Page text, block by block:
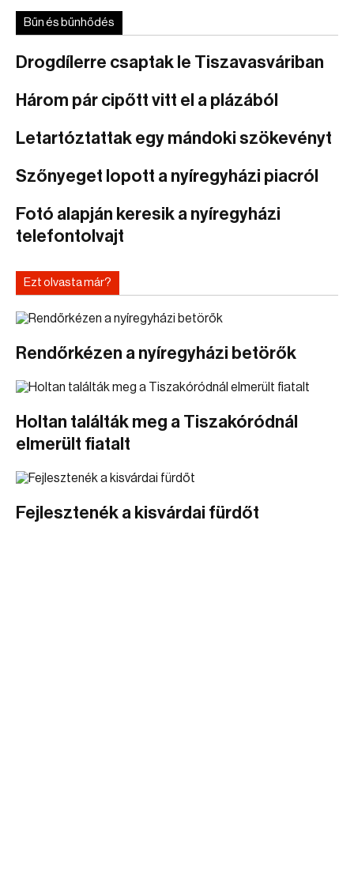
Bűn és bűnhődés
Drogdílerre csaptak le Tiszavasváriban
Három pár cipőtt vitt el a plázából
Letartóztattak egy mándoki szökevényt
Szőnyeget lopott a nyíregyházi piacról
Fotó alapján keresik a nyíregyházi
telefontolvajt
Ezt olvasta már?
Rendőrkézen a nyíregyházi betörők
Holtan találták meg a Tiszakóródnál
elmerült fiatalt
Fejlesztenék a kisvárdai fürdőt